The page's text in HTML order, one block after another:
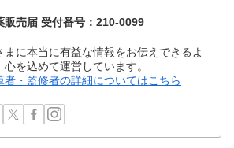
販売届 受付番号：210-0099
まに本当に有益な情報をお伝えできるよ
心を込めて運営しています。
者・監修者の詳細についてはこちら